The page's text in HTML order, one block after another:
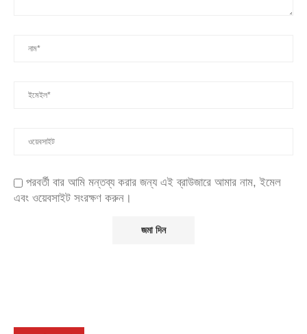
পরবর্তী বার আমি মন্তব্য করার জন্য এই ব্রাউজারে আমার নাম, ইমেল
এবং ওয়েবসাইট সংরক্ষণ করুন।